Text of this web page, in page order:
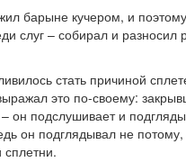
барыне кучером, и
слуг – собирал и разносил
стать причиной
это по-своему:
он подслушивает и
он подглядывал не потому,
сплетни.